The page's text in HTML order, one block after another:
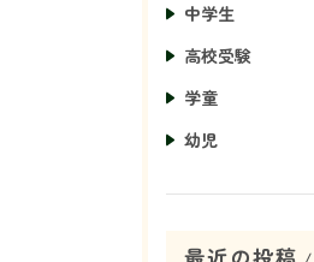
中学生
高校受験
学童
幼児